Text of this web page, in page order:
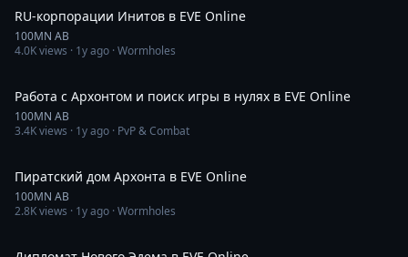
RU-корпорации Инитов в EVE Online
100MN AB
4.0Kviews · 1y ago · Wormholes
Работа с Архонтом и поиск игры в нулях в EVE Online
100MN AB
3.4Kviews · 1y ago · PvP & Combat
Пиратский дом Архонта в EVE Online
100MN AB
2.8Kviews · 1y ago · Wormholes